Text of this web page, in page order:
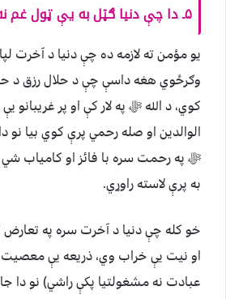
۵ـ دا چې دنیا ګټل به یې ټول غم نه وي:
یو مؤمن ته لازمه ده چې دنیا د آخرت
وګرځوي هغه داسې چې د حلال رزق د
کوي، د الله ﷻ په لار کې او پر غریبانو
الوالدین او صله رحمي پرې کوي بیا نو
ﷻ په رحمت سره با فائز او کامیاب
به پرې لاسته راوړي.
خو کله چې دنیا د آخرت سره په
او نیت یې خراب وي، ذریعه یې
عبادت نه مشغولتیا پکې راشي) نو دا